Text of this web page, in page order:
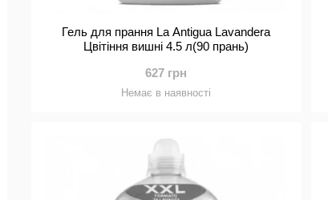
Гель для прання La Antigua Lavandera
Цвітіння вишні 4.5 л(90 прань)
627 грн
Немає в наявності